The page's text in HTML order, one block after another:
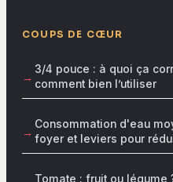
COUPS DE CŒUR
3/4 pouce : à quoi ça
comment bien l’utiliser
Consommation d'eau
foyer et leviers pour
Tomate : fruit ou légume